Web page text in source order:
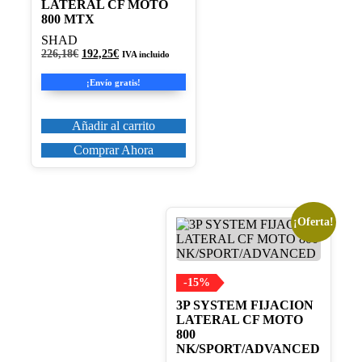
LATERAL CF MOTO
800 MTX
SHAD
226,18€ El
original
era:
192,25€El
actual
es:
IVA incluido
¡Envío gratis!
Añadir al carrito
Comprar Ahora
¡Oferta!
-15%
3P SYSTEM FIJACION
LATERAL CF MOTO
800
NK/SPORT/ADVANCED